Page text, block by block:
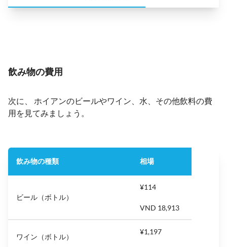
飲み物の費用
次に、 ホイアンのビールやワイン、水、その他飲料の費
用を見てみましょう。
飲み物の種類 相場
ビール（ボトル）
¥114
VND 18,913
ワイン（ボトル）
¥1,197